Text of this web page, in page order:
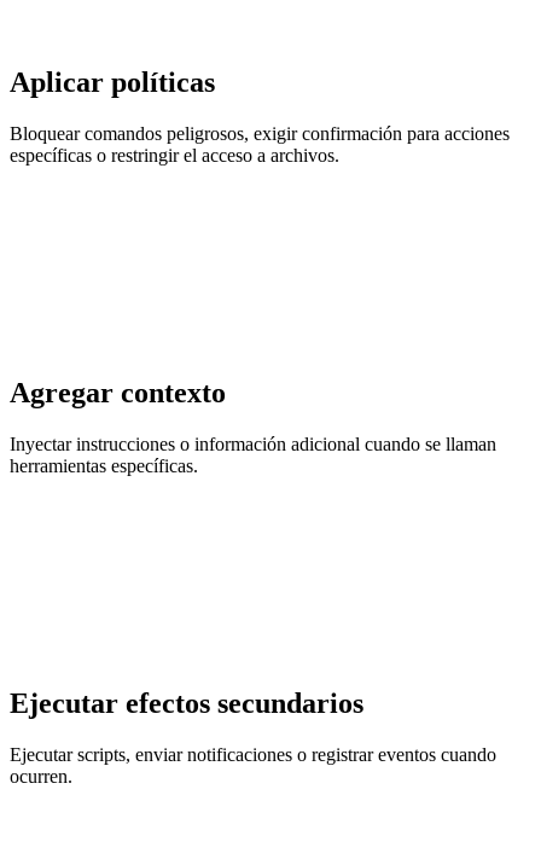
Aplicar políticas
Bloquear comandos peligrosos, exigir confirmación para acciones
específicas o restringir el acceso a archivos.
Agregar contexto
Inyectar instrucciones o información adicional cuando se llaman
herramientas específicas.
Ejecutar efectos secundarios
Ejecutar scripts, enviar notificaciones o registrar eventos cuando
ocurren.